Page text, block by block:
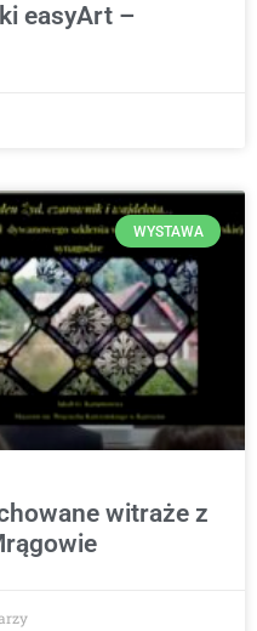
easyArt –
WYSTAWA
witraże z